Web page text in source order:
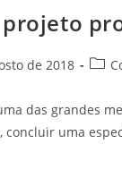
de 2018
das grandes
concluir uma